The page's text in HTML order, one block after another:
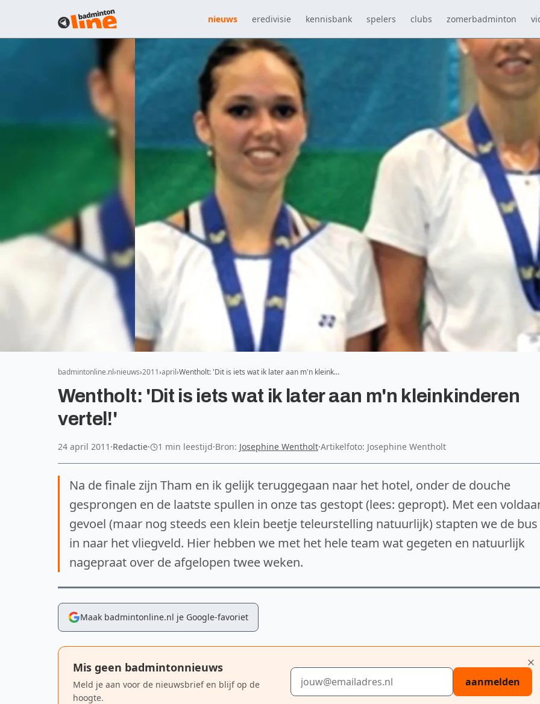
nieuws eredivisie kennisbank spelers clubs zomerbadminton
badmintonline.nl nieuws 2011 april Wentholt: 'Dit is iets wat ik later aan m'n kleink…
Wentholt: 'Dit is iets wat ik later aan m'n kleinkinderen
vertel!'
24 april 2011 ·Redactie· 1 min leestijd·Bron: Josephine Wentholt·Artikelfoto: Josephine Wentholt
Na de finale zijn Tham en ik gelijk teruggegaan naar het hotel, onder de douche
gesprongen en de laatste spullen in onze tas gestopt (lees: gepropt). Met een
gevoel (maar nog steeds een klein beetje teleurstelling natuurlijk) stapten we de bus
in naar het vliegveld. Hier hebben we met het hele team wat gegeten en natuurlijk
nagepraat over de afgelopen twee weken.
Maak badmintonline.nl je Google-favoriet
Mis geen badmintonnieuws
Meld je aan voor de nieuwsbrief en blijf op de
hoogte.
E-mailadres
aanmelden